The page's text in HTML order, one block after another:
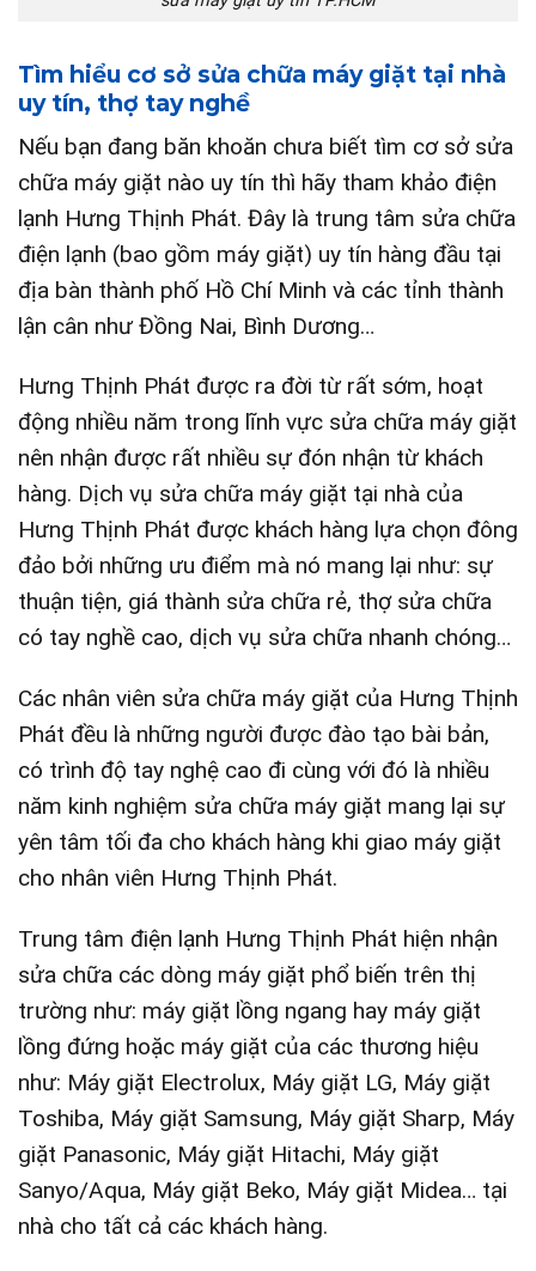
Tìm hiểu cơ sở sửa chữa máy giặt tại nhà
uy tín, thợ tay nghề
Nếu bạn đang băn khoăn chưa biết tìm cơ sở sửa
chữa máy giặt nào uy tín thì hãy tham khảo điện
lạnh Hưng Thịnh Phát. Đây là trung tâm sửa chữa
điện lạnh (bao gồm máy giặt) uy tín hàng đầu tại
địa bàn thành phố Hồ Chí Minh và các tỉnh thành
lận cân như Đồng Nai, Bình Dương…
Hưng Thịnh Phát được ra đời từ rất sớm, hoạt
động nhiều năm trong lĩnh vực sửa chữa máy giặt
nên nhận được rất nhiều sự đón nhận từ khách
hàng. Dịch vụ sửa chữa máy giặt tại nhà của
Hưng Thịnh Phát được khách hàng lựa chọn đông
đảo bởi những ưu điểm mà nó mang lại như: sự
thuận tiện, giá thành sửa chữa rẻ, thợ sửa chữa
có tay nghề cao, dịch vụ sửa chữa nhanh chóng…
Các nhân viên sửa chữa máy giặt của Hưng Thịnh
Phát đều là những người được đào tạo bài bản,
có trình độ tay nghệ cao đi cùng với đó là nhiều
năm kinh nghiệm sửa chữa máy giặt mang lại sự
yên tâm tối đa cho khách hàng khi giao máy giặt
cho nhân viên Hưng Thịnh Phát.
Trung tâm điện lạnh Hưng Thịnh Phát hiện nhận
sửa chữa các dòng máy giặt phổ biến trên thị
trường như: máy giặt lồng ngang hay máy giặt
lồng đứng hoặc máy giặt của các thương hiệu
như: Máy giặt Electrolux, Máy giặt LG, Máy giặt
Toshiba, Máy giặt Samsung, Máy giặt Sharp, Máy
giặt Panasonic, Máy giặt Hitachi, Máy giặt
Sanyo/Aqua, Máy giặt Beko, Máy giặt Midea… tại
nhà cho tất cả các khách hàng.